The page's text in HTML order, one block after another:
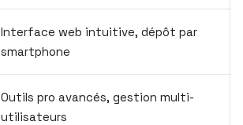
Interface web intuitive, dépôt par
smartphone
Outils pro avancés, gestion multi-
utilisateurs